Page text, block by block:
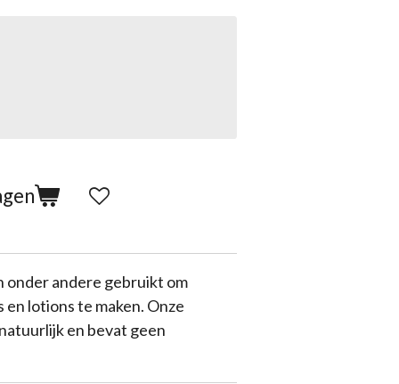
onder andere gebruikt om
lotions te maken. Onze
en bevat geen